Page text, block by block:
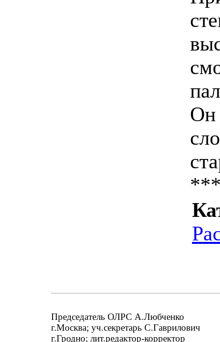
Он
Председатель ОЛРС А.Любченко
г.Москва; уч.секретарь С.Гаврилович
г.Гродно; лит.редактор-корректор